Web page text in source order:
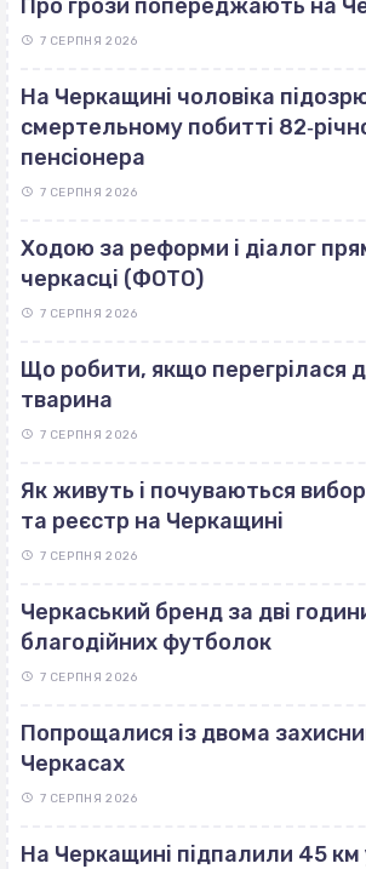
Про грози попереджають на
7 СЕРПНЯ 2026
На Черкащині чоловіка
смертельному побитті
пенсіонера
7 СЕРПНЯ 2026
Ходою за реформи і діалог
черкасці (ФОТО)
7 СЕРПНЯ 2026
Що робити, якщо перегрілася
тварина
7 СЕРПНЯ 2026
Як живуть і почуваються
та реєстр на Черкащині
7 СЕРПНЯ 2026
Черкаський бренд за дві
благодійних футболок
7 СЕРПНЯ 2026
Попрощалися із двома
Черкасах
7 СЕРПНЯ 2026
На Черкащині підпалили 45 км